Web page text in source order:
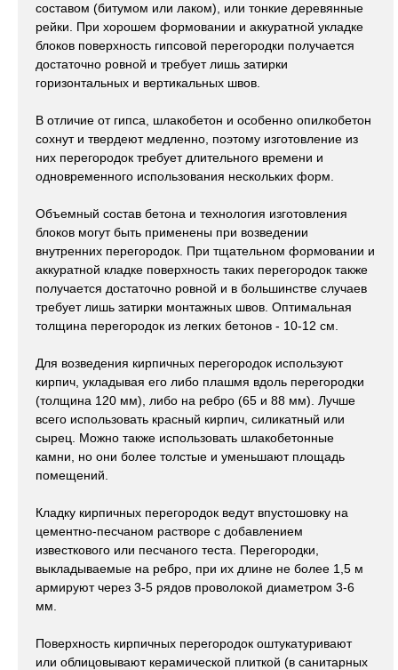
составом (битумом или лаком), или тонкие деревянные
рейки. При хорошем формовании и аккуратной укладке
блоков поверхность гипсовой перегородки получается
достаточно ровной и требует лишь затирки
горизонтальных и вертикальных швов.
В отличие от гипса, шлакобетон и особенно опилкобетон
сохнут и твердеют медленно, поэтому изготовление из
них перегородок требует длительного времени и
одновременного использования нескольких форм.
Объемный состав бетона и технология изготовления
блоков могут быть применены при возведении
внутренних перегородок. При тщательном формовании и
аккуратной кладке поверхность таких перегородок также
получается достаточно ровной и в большинстве случаев
требует лишь затирки монтажных швов. Оптимальная
толщина перегородок из легких бетонов - 10-12 см.
Для возведения кирпичных перегородок используют
кирпич, укладывая его либо плашмя вдоль перегородки
(толщина 120 мм), либо на ребро (65 и 88 мм). Лучше
всего использовать красный кирпич, силикатный или
сырец. Можно также использовать шлакобетонные
камни, но они более толстые и уменьшают площадь
помещений.
Кладку кирпичных перегородок ведут впустошовку на
цементно-песчаном растворе с добавлением
известкового или песчаного теста. Перегородки,
выкладываемые на ребро, при их длине не более 1,5 м
армируют через 3-5 рядов проволокой диаметром 3-6
мм.
Поверхность кирпичных перегородок оштукатуривают
или облицовывают керамической плиткой (в санитарных